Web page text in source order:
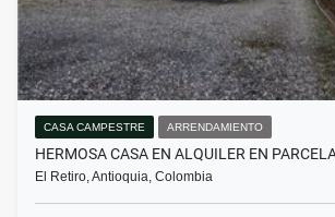
CASA CAMPESTRE ARRENDAMIENTO
HERMOSA CASA EN ALQUILER EN
El Retiro, Antioquia, Colombia